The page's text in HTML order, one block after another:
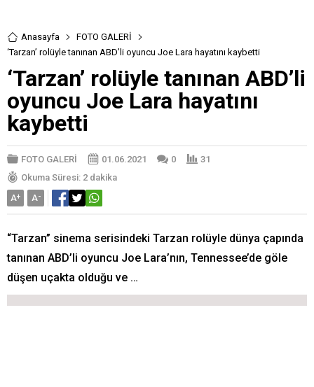
Anasayfa
FOTO GALERİ
‘Tarzan’ rolüyle tanınan ABD’li oyuncu Joe Lara hayatını kaybetti
‘Tarzan’ rolüyle tanınan ABD’li
oyuncu Joe Lara hayatını
kaybetti
FOTO GALERİ 01.06.2021 0
31
Okuma Süresi: 2 dakika
A+ A-
“Tarzan” sinema serisindeki Tarzan rolüyle dünya çapında
tanınan ABD’li oyuncu Joe Lara’nın, Tennessee’de göle
düşen uçakta olduğu ve …